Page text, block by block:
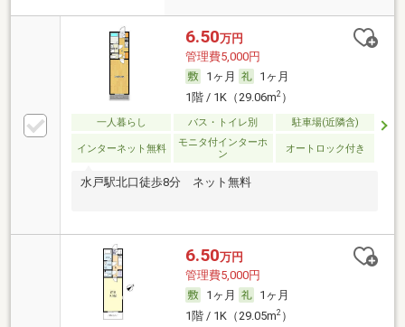
6.50万円
管理費5,000円
1ヶ月
1ヶ月
1階 / 1K（29.06m2）
一人暮らし バス・トイレ別 駐車場(近隣含)
インターネット無料
モニタ付インターホ
ン
オートロック付き
水戸駅北口徒歩8分 ネット無料
6.50万円
管理費5,000円
1ヶ月
1ヶ月
1階 / 1K（29.05m2）